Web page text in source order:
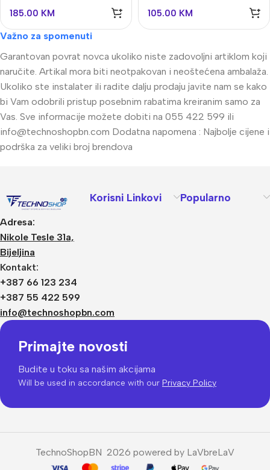
185.00 KM 105.00 KM
Važno za spomenuti
Garantovan povrat novca ukoliko niste zadovoljni artiklom koji
naručite. Artikal mora biti neotpakovan i neoštećena ambalaža.
Ukoliko ste instalater ili radite dalju prodaju javite nam se kako
bi Vam odobrili pristup posebnim rabatima kreiranim samo za
Vas. Sve informacije možete dobiti na 055 422 599 ili
info@technoshopbn.com Dodatna napomena : Najbolje cijene i
podrška za veliki broj brendova
Adresa:
Nikole Tesle 31a,
Bijeljina
Kontakt:
+387 66 123 234
+387 55 422 599
info@technoshopbn.com
Korisni Linkovi Popularno
Primajte novosti
Budite u toku sa našim akcijama
Will be used in accordance with our Privacy Policy
TechnoShopBN 2026 powered by LaVbreLaV